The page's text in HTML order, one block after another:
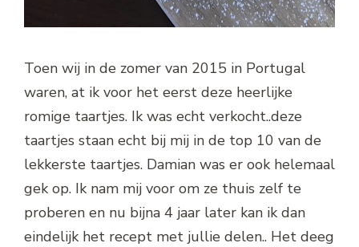
Toen wij in de zomer van 2015 in Portugal
waren, at ik voor het eerst deze heerlijke
romige taartjes. Ik was echt verkocht..deze
taartjes staan echt bij mij in de top 10 van de
lekkerste taartjes. Damian was er ook helemaal
gek op. Ik nam mij voor om ze thuis zelf te
proberen en nu bijna 4 jaar later kan ik dan
eindelijk het recept met jullie delen.. Het deeg